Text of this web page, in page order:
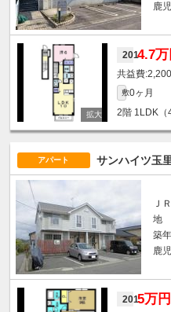
鹿
2014.7万
敷0ヶ月
2階 1LDK（
アパート サンハイツ玉
Ｊ
地
築
鹿
2015万円